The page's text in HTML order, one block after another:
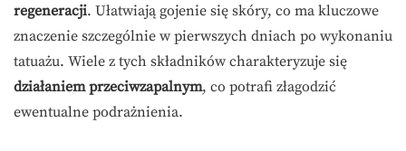
regeneracji. Ułatwiają gojenie się skóry, co ma kluczowe
znaczenie szczególnie w pierwszych dniach po wykonaniu
tatuażu. Wiele z tych składników charakteryzuje się
działaniem przeciwzapalnym, co potrafi złagodzić
ewentualne podrażnienia.